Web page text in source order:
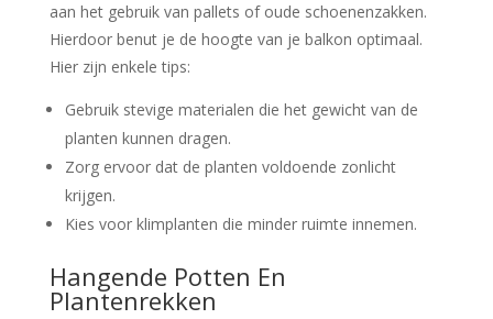
aan het gebruik van pallets of oude schoenenzakken.
Hierdoor benut je de hoogte van je balkon optimaal.
Hier zijn enkele tips:
Gebruik stevige materialen die het gewicht van de
planten kunnen dragen.
Zorg ervoor dat de planten voldoende zonlicht
krijgen.
Kies voor klimplanten die minder ruimte innemen.
Hangende Potten En
Plantenrekken